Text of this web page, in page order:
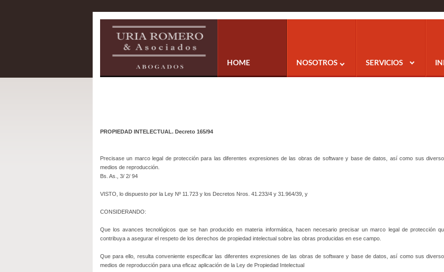
HOME NOSOTROS SERVICIOS
PROPIEDAD INTELECTUAL. Decreto 165/94
Precisase un marco legal de protección para las diferentes expresiones de las obras de software y base de datos, así como sus
medios de reproducción.
Bs. As., 3/ 2/ 94
VISTO, lo dispuesto por la Ley Nº 11.723 y los Decretos Nros. 41.233/4 y 31.964/39, y
CONSIDERANDO:
Que los avances tecnológicos que se han producido en materia informática, hacen necesario precisar un marco legal de protección
contribuya a asegurar el respeto de los derechos de propiedad intelectual sobre las obras producidas en ese campo.
Que para ello, resulta conveniente especificar las diferentes expresiones de las obras de software y base de datos, así como sus
medios de reproducción para una eficaz aplicación de la Ley de Propiedad Intelectual